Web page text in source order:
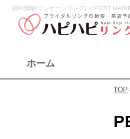
婚約指輪(エンゲージリング) ≪PETIT
ホーム
TOP